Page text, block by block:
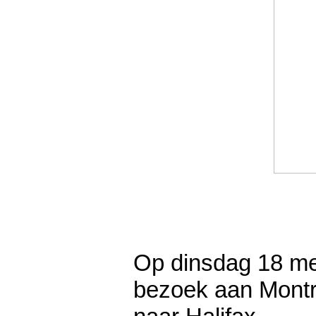
Op dinsdag 18
bezoek aan